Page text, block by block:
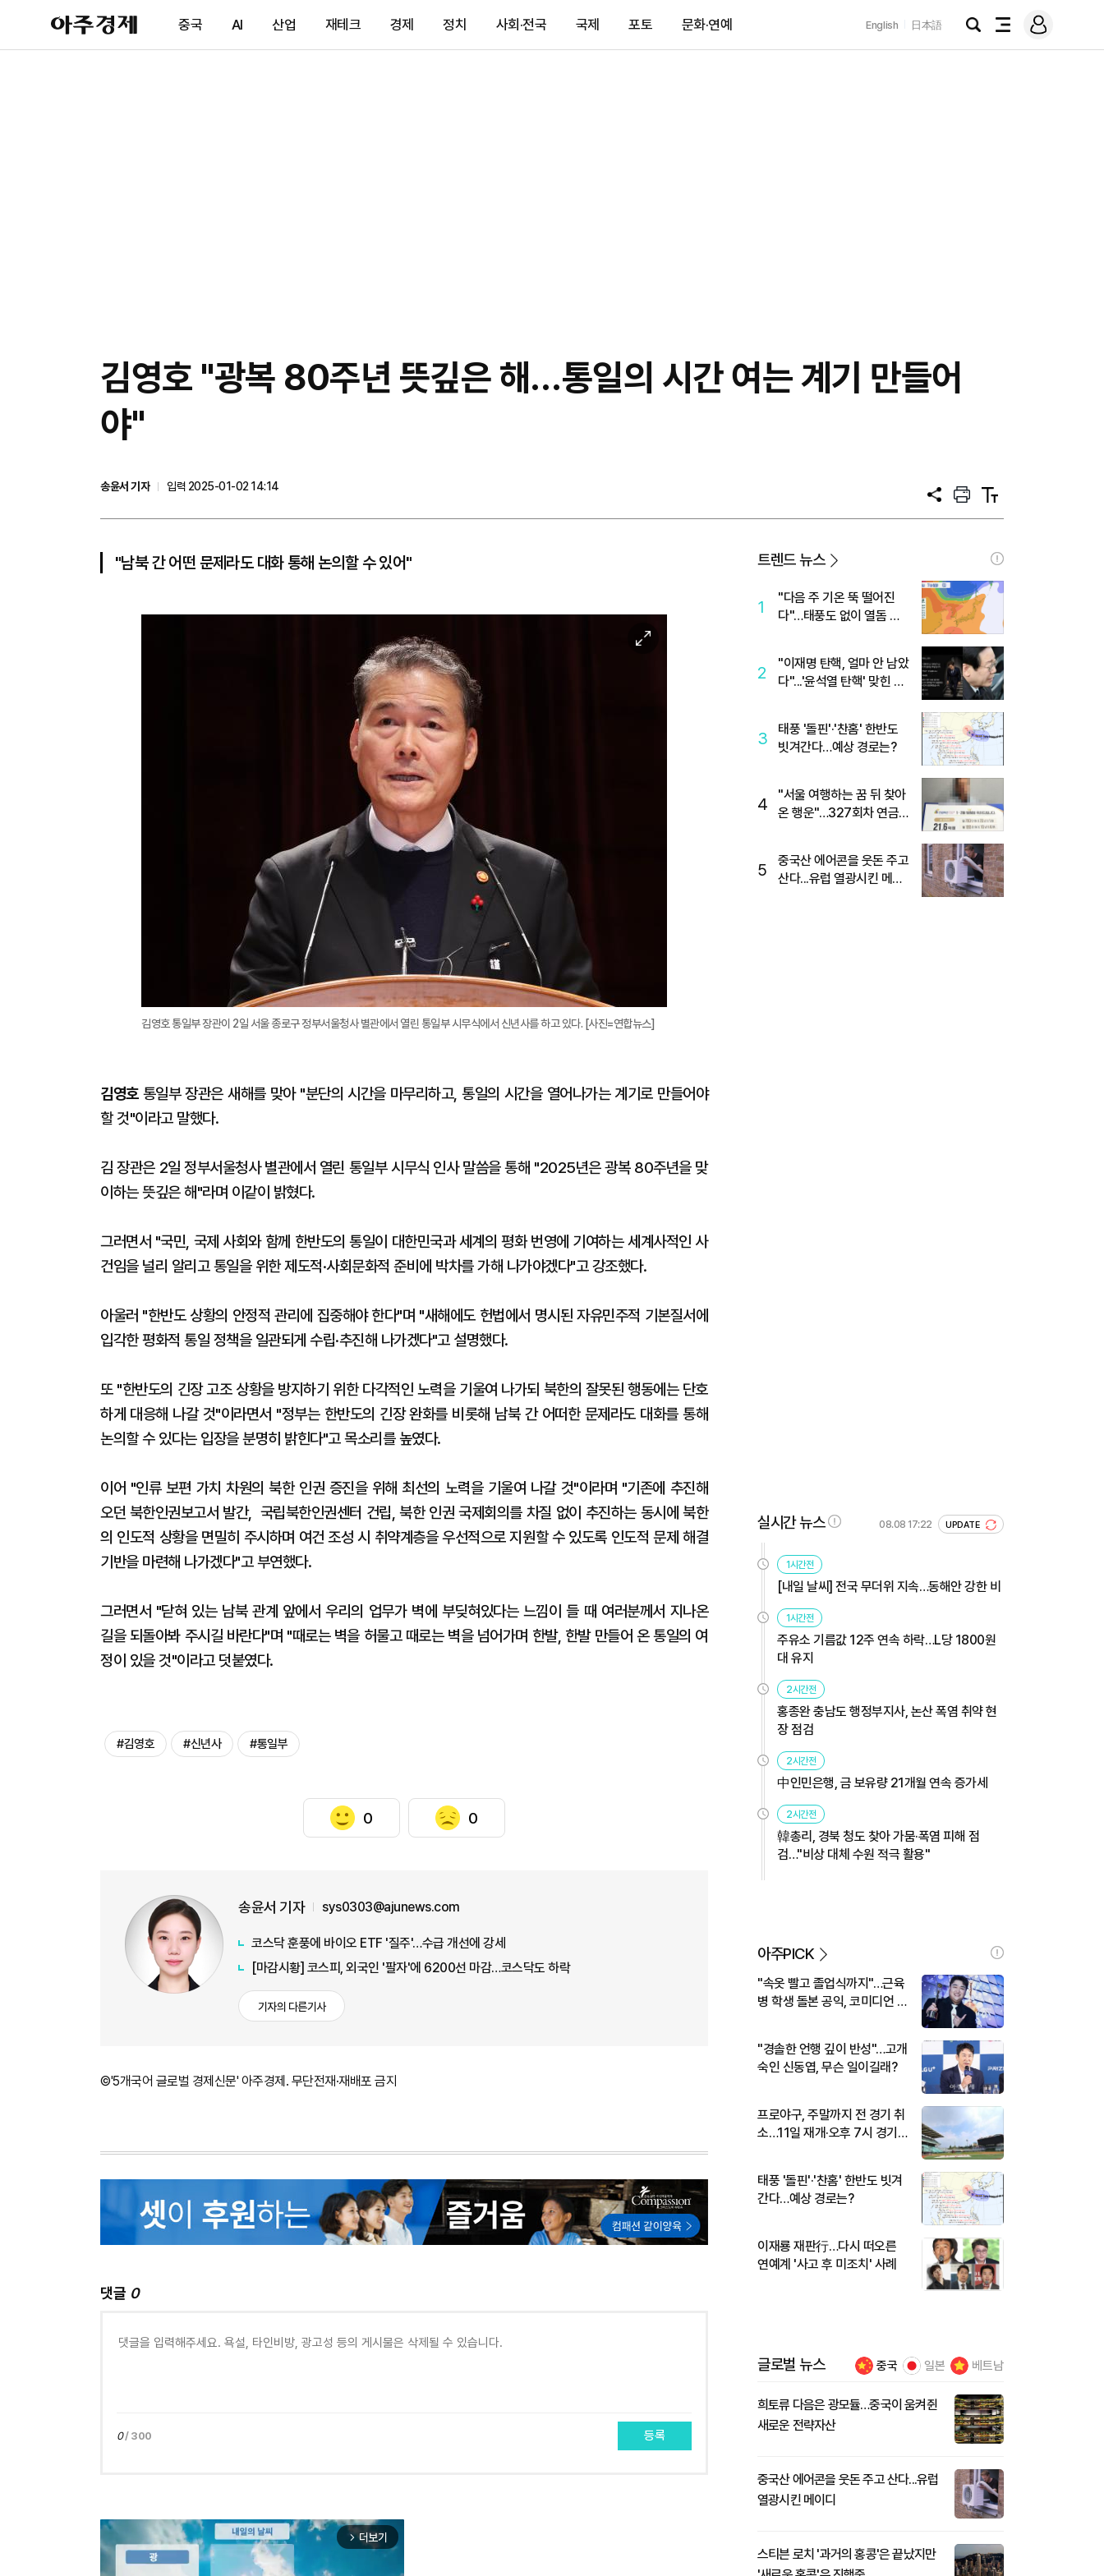
아
주
제
중국 AI 산업 재테크 경제 정치 사회·전국 국제 포토 문화·연예 English 日本語
검
전
메
그
김영호 "광복 80주년 뜻깊은 해…통일의 시간 여는 계기 만들어
야"
송윤서 기자
입력 2025-01-02 14:14
공
프
트
텍
트
"남북 간 어떤 문제라도 대화 통해 논의할 수 있어"
김영호 통일부 장관이 2일 서울 종로구 정부서울청사 별관에서 열린 통일부 시무식에서 신년사를 하고 있다. [사진=연합뉴스]
김영호통일부 장관은 새해를 맞아 "분단의 시간을 마무리하고, 통일의 시간을 열어나가는 계기로 만들어야
할 것"이라고 말했다.
김 장관은 2일 정부서울청사 별관에서 열린 통일부 시무식 인사 말씀을 통해 "2025년은 광복 80주년을 맞
이하는 뜻깊은 해"라며 이같이 밝혔다.
그러면서 "국민, 국제 사회와 함께 한반도의 통일이 대한민국과 세계의 평화 번영에 기여하는 세계사적인 사
건임을 널리 알리고 통일을 위한 제도적·사회문화적 준비에 박차를 가해 나가야겠다"고 강조했다.
아울러 "한반도 상황의 안정적 관리에 집중해야 한다"며 "새해에도 헌법에서 명시된 자유민주적 기본질서에
입각한 평화적 통일 정책을 일관되게 수립·추진해 나가겠다"고 설명했다.
또 "한반도의 긴장 고조 상황을 방지하기 위한 다각적인 노력을 기울여 나가되 북한의 잘못된 행동에는 단호
하게 대응해 나갈 것"이라면서 "정부는 한반도의 긴장 완화를 비롯해 남북 간 어떠한 문제라도 대화를 통해
논의할 수 있다는 입장을 분명히 밝힌다"고 목소리를 높였다.
이어 "인류 보편 가치 차원의 북한 인권 증진을 위해 최선의 노력을 기울여 나갈 것"이라며 "기존에 추진해
오던 북한인권보고서 발간, 국립북한인권센터 건립, 북한 인권 국제회의를 차질 없이 추진하는 동시에 북한
의 인도적 상황을 면밀히 주시하며 여건 조성 시 취약계층을 우선적으로 지원할 수 있도록 인도적 문제 해결
기반을 마련해 나가겠다"고 부연했다.
그러면서 "닫혀 있는 남북 관계 앞에서 우리의 업무가 벽에 부딪혀있다는 느낌이 들 때 여러분께서 지나온
길을 되돌아봐 주시길 바란다"며 "때로는 벽을 허물고 때로는 벽을 넘어가며 한발, 한발 만들어 온 통일의 여
정이 있을 것"이라고 덧붙였다.
#김영호 #신년사 #통일부
0 0
송윤서 기자 sys0303@ajunews.com
코스닥 훈풍에 바이오 ETF '질주'…수급 개선에 강세
[마감시황] 코스피, 외국인 '팔자'에 6200선 마감…코스닥도 하락
기자의 다른기사
©'5개국어 글로벌 경제신문' 아주경제. 무단전재·재배포 금지
댓글 0
0/ 300 등록
arrow_forward_ios 더보기
트렌드 뉴스
1
"다음 주 기온 뚝 떨어진
다"…태풍도 없이 열돔 박
2
"이재명 탄핵, 얼마 안 남았
다"...'윤석열 탄핵' 맞힌 무
3
태풍 '돌핀'·'찬홈' 한반도
빗겨간다…예상 경로는?
4
"서울 여행하는 꿈 뒤 찾아
온 행운"…327회차 연금
5
중국산 에어콘을 웃돈 주고
산다...유럽 열광시킨 메이
실시간 뉴스 08.08 17:22 UPDATE
1시간전
[내일 날씨] 전국 무더위 지속…동해안 강한 비
1시간전
주유소 기름값 12주 연속 하락…L당 1800원
대 유지
2시간전
홍종완 충남도 행정부지사, 논산 폭염 취약 현
장 점검
2시간전
中인민은행, 금 보유량 21개월 연속 증가세
2시간전
韓총리, 경북 청도 찾아 가뭄·폭염 피해 점
검…"비상 대체 수원 적극 활용"
아주PICK
"속옷 빨고 졸업식까지"…근육
병 학생 돌본 공익, 코미디언 김
"경솔한 언행 깊이 반성"…고개
숙인 신동엽, 무슨 일이길래?
프로야구, 주말까지 전 경기 취
소…11일 재개·오후 7시 경기
태풍 '돌핀'·'찬홈' 한반도 빗겨
간다…예상 경로는?
이재룡 재판行…다시 떠오른
연예계 '사고 후 미조치' 사례
글로벌 뉴스 중국 일본 베트남
희토류 다음은 광모듈…중국이 움켜쥔
새로운 전략자산
중국산 에어콘을 웃돈 주고 산다...유럽
열광시킨 메이디
스티븐 로치 '과거의 홍콩'은 끝났지만